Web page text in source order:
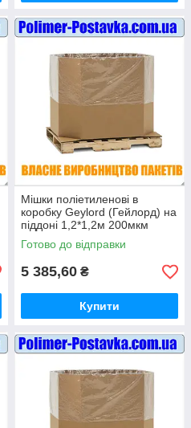
Мішки поліетиленові в
коробку Geylord (Гейлорд) на
піддоні 1,2*1,2м 200мкм
висотою 1 метр (ВТОРИННІ)
10шт
Готово до відправки
5 385,60 ₴
Купити